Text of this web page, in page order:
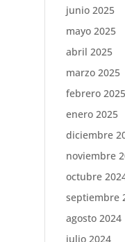
junio 2025
mayo 2025
abril 2025
marzo 2025
febrero 2025
enero 2025
diciembre
noviembre
octubre
septiembre
agosto 2024
julio 2024